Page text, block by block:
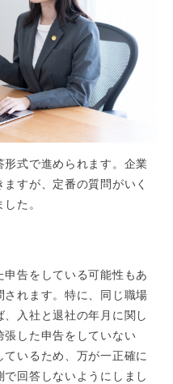
形式で進められます。企業
すが、定番の質問がいく
た。
告をしている可能性もあ
れます。特に、同じ職場
入社と退社の年月に関し
張した申告をしていない
いるため、万が一正確に
回答しないようにしまし